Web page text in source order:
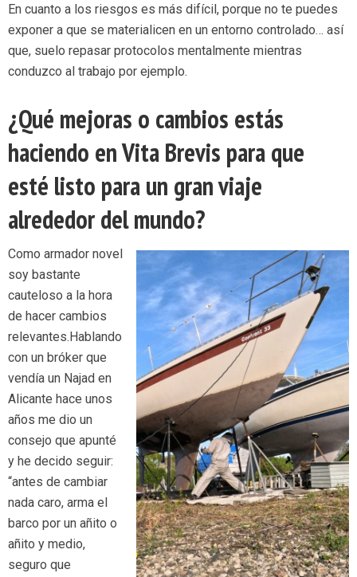
En cuanto a los riesgos es más difícil, porque no te puedes
exponer a que se materialicen en un entorno controlado… así
que, suelo repasar protocolos mentalmente mientras
conduzco al trabajo por ejemplo.
¿Qué mejoras o cambios estás
haciendo en Vita Brevis para que
esté listo para un gran viaje
alrededor del mundo?
Como armador novel
soy bastante
cauteloso a la hora
de hacer cambios
relevantes.Hablando
con un bróker que
vendía un Najad en
Alicante hace unos
años me dio un
consejo que apunté
y he decido seguir:
“antes de cambiar
nada caro, arma el
barco por un añito o
añito y medio,
seguro que